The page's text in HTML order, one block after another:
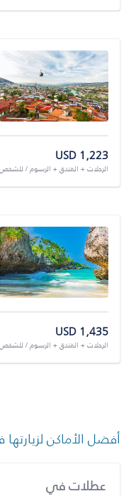
USD 1,223
الرحلات + الفندق + الرسوم / للشخص
USD 1,435
الرحلات + الفندق + الرسوم / للشخص
أفضل الأماكن
عطلات في